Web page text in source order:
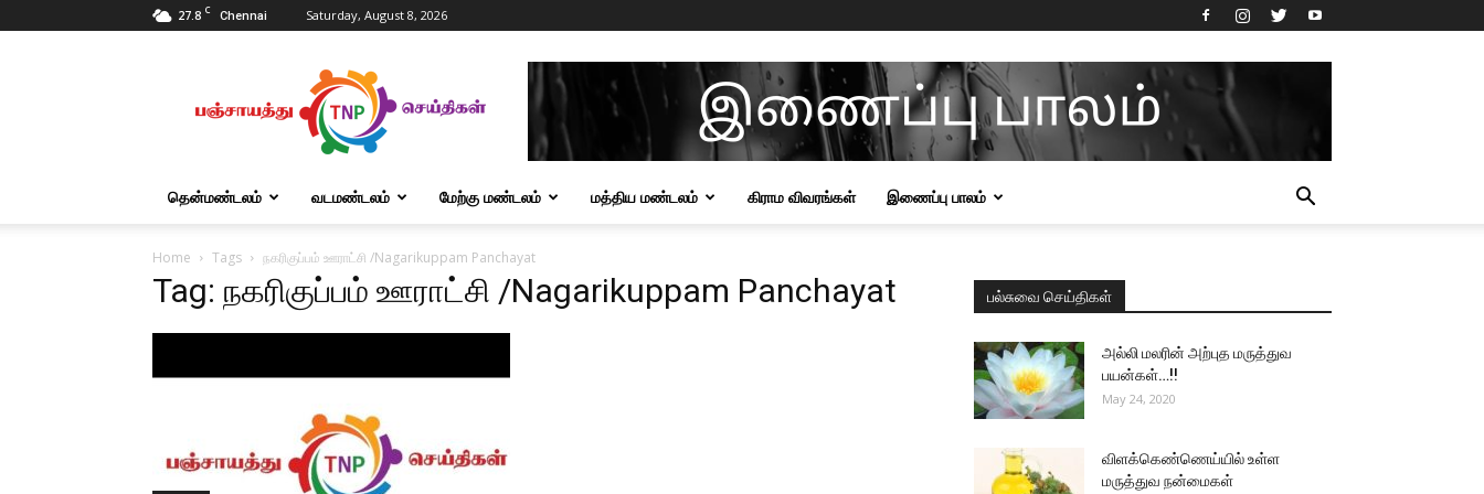
27.8 C Chennai Saturday, August 8, 2026
Tnpanchayat
தென்மண்டலம் வடமண்டலம் மேற்கு மண்டலம் மத்திய மண்டலம் கிராம விவரங்கள் இணைப்பு பாலம்
Home Tags நகரிகுப்பம் ஊராட்சி /Nagarikuppam Panchayat
Tag: நகரிகுப்பம் ஊராட்சி /Nagarikuppam Panchayat பல்சுவை செய்திகள்
அல்லி மலரின் அற்புத மருத்துவ
பயன்கள்…!!
May 24, 2020
விளக்கெண்ணெய்யில் உள்ள
மருத்துவ நன்மைகள்